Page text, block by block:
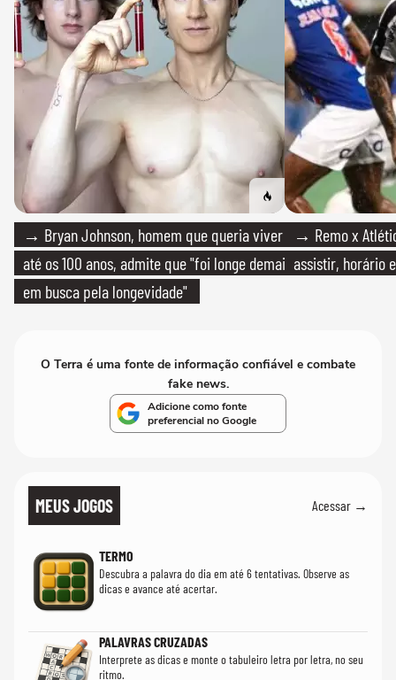
→ Bryan Johnson, homem que queria viver
até os 100 anos, admite que "foi longe demais
em busca pela longevidade"
→ Remo x
assistir, horário
O Terra é uma fonte de informação confiável e combate
fake news.
Adicione como fonte
preferencial no Google
MEUS JOGOS Acessar →
TERMO
Descubra a palavra do dia em até 6 tentativas. Observe as
dicas e avance até acertar.
PALAVRAS CRUZADAS
Interprete as dicas e monte o tabuleiro letra por letra, no seu
ritmo.